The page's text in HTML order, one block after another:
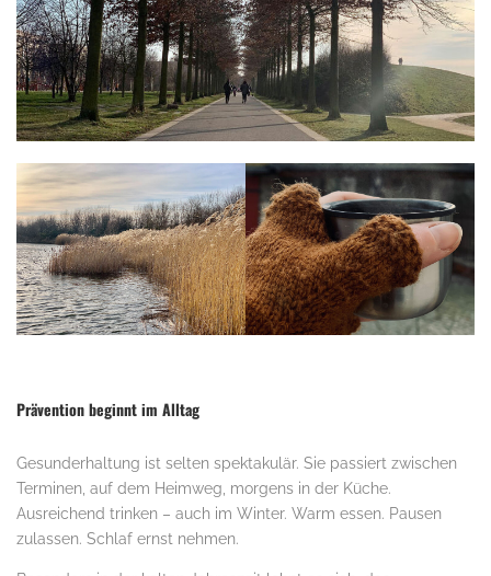
Prävention beginnt im Alltag
Gesunderhaltung ist selten spektakulär. Sie passiert zwischen
Terminen, auf dem Heimweg, morgens in der Küche.
Ausreichend trinken – auch im Winter. Warm essen. Pausen
zulassen. Schlaf ernst nehmen.